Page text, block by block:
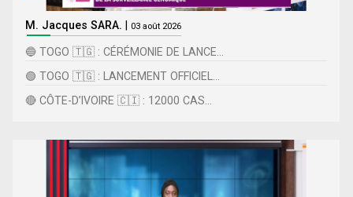
M. Jacques SARA. | 03 août 2026
🔵 TOGO 🇹🇬 : CÉRÉMONIE DE LANCE...
🟢 TOGO 🇹🇬 : LANCEMENT OFFICIEL...
🔴 CÔTE-D’IVOIRE 🇨🇮 : 12000 CAS...